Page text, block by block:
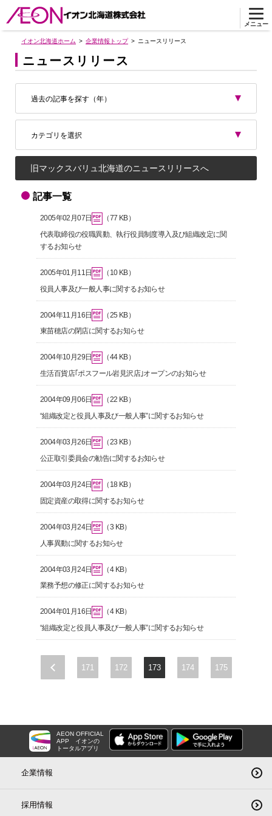
メニュー
イオン北海道ホーム 企業情報トップ ニュースリリース
ニュースリリース
過去の記事を探す（年）
カテゴリを選択
旧マックスバリュ北海道のニュースリリースへ
記事一覧
2005年02月07日
（77 KB）
代表取締役の役職異動、執行役員制度導入及び組織改定に関
するお知らせ
2005年01月11日
（10 KB）
役員人事及び一般人事に関するお知らせ
2004年11月16日
（25 KB）
東苗穂店の閉店に関するお知らせ
2004年10月29日
（44 KB）
生活百貨店｢ポスフール岩見沢店｣オープンのお知らせ
2004年09月06日
（22 KB）
“組織改定と役員人事及び一般人事”に関するお知らせ
2004年03月26日
（23 KB）
公正取引委員会の勧告に関するお知らせ
2004年03月24日
（18 KB）
固定資産の取得に関するお知らせ
2004年03月24日
（3 KB）
人事異動に関するお知らせ
2004年03月24日
（4 KB）
業務予想の修正に関するお知らせ
2004年01月16日
（4 KB）
“組織改定と役員人事及び一般人事”に関するお知らせ
171 172 173 174 175
AEON OFFICIAL
APP
イオンの
トータルアプリ
企業情報
採用情報